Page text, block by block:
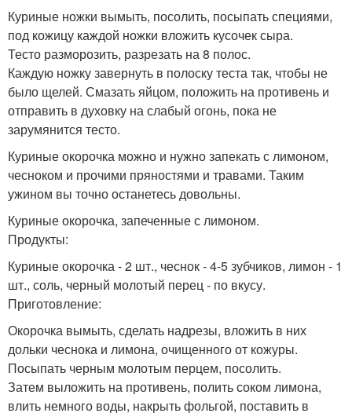
Куриные ножки вымыть, посолить, посыпать специями,
под кожицу каждой ножки вложить кусочек сыра.
Тесто разморозить, разрезать на 8 полос.
Каждую ножку завернуть в полоску теста так, чтобы не
было щелей. Смазать яйцом, положить на противень и
отправить в духовку на слабый огонь, пока не
зарумянится тесто.
Куриные окорочка можно и нужно запекать с лимоном,
чесноком и прочими пряностями и травами. Таким
ужином вы точно останетесь довольны.
Куриные окорочка, запеченные с лимоном.
Продукты:
Куриные окорочка - 2 шт., чеснок - 4-5 зубчиков, лимон - 1
шт., соль, черный молотый перец - по вкусу.
Приготовление:
Окорочка вымыть, сделать надрезы, вложить в них
дольки чеснока и лимона, очищенного от кожуры.
Посыпать черным молотым перцем, посолить.
Затем выложить на противень, полить соком лимона,
влить немного воды, накрыть фольгой, поставить в